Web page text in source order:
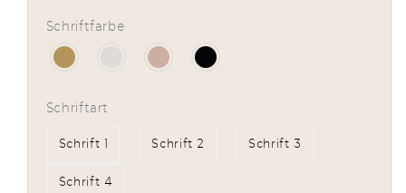
Schriftfarbe
Schriftart
Schrift 1 Schrift 2 Schrift 3
Schrift 4